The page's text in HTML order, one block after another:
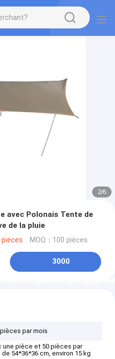
2/6
avec Polonais Tente de
de la pluie
pieces MOQ：100 pièces
3000
pièces par mois
une pièce et 50 pièces par
54*36*36 cm, environ 15 kg